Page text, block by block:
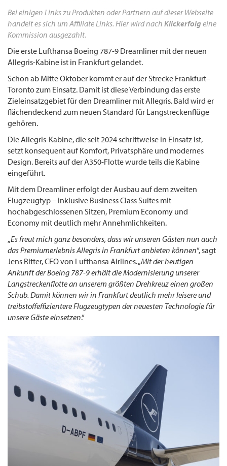
Bei einigen Links zu Produkten oder Partnern auf dieser Webseite
handelt es sich um Affiliate Links. Hier wird nach Klickerfolg eine
Kommission ausgezahlt.
Die erste Lufthansa Boeing 787-9 Dreamliner mit der neuen
Allegris-Kabine ist in Frankfurt gelandet.
Schon ab Mitte Oktober kommt er auf der Strecke Frankfurt–
Toronto zum Einsatz. Damit ist diese Verbindung das erste
Zieleinsatzgebiet für den Dreamliner mit Allegris. Bald wird er
flächendeckend zum neuen Standard für Langstreckenflüge
gehören.
Die Allegris-Kabine, die seit 2024 schrittweise in Einsatz ist,
setzt konsequent auf Komfort, Privatsphäre und modernes
Design. Bereits auf der A350-Flotte wurde teils die Kabine
eingeführt.
Mit dem Dreamliner erfolgt der Ausbau auf dem zweiten
Flugzeugtyp – inklusive Business Class Suites mit
hochabgeschlossenen Sitzen, Premium Economy und
Economy mit deutlich mehr Annehmlichkeiten.
„Es freut mich ganz besonders, dass wir unseren Gästen nun auch
das Premiumerlebnis Allegris in Frankfurt anbieten können“, sagt
Jens Ritter, CEO von Lufthansa Airlines. „Mit der heutigen
Ankunft der Boeing 787-9 erhält die Modernisierung unserer
Langstreckenflotte an unserem größten Drehkreuz einen großen
Schub. Damit können wir in Frankfurt deutlich mehr leisere und
treibstoffeffizientere Flugzeugtypen der neuesten Technologie für
unsere Gäste einsetzen.“